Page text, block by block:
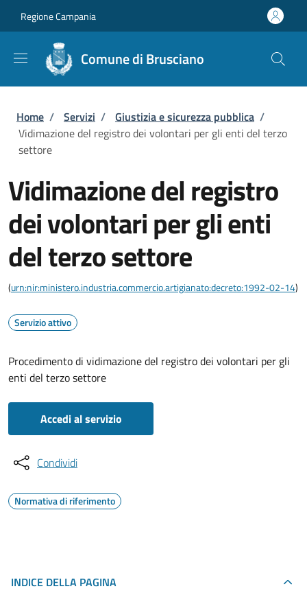
Regione Campania
Comune di Brusciano
Briciole di pane
Home / Servizi / Giustizia e sicurezza pubblica /
Vidimazione del registro dei volontari per gli enti del terzo
settore
Vidimazione del registro
dei volontari per gli enti
del terzo settore
(urn:nir:ministero.industria.commercio.artigianato:decreto:1992-02-14)
Servizio attivo
Procedimento di vidimazione del registro dei volontari per gli
enti del terzo settore
Accedi al servizio
Condividi
Normativa di riferimento
INDICE DELLA PAGINA